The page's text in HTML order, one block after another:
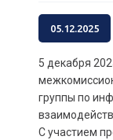
05.12.2025
5 декабря
группы по
С участием